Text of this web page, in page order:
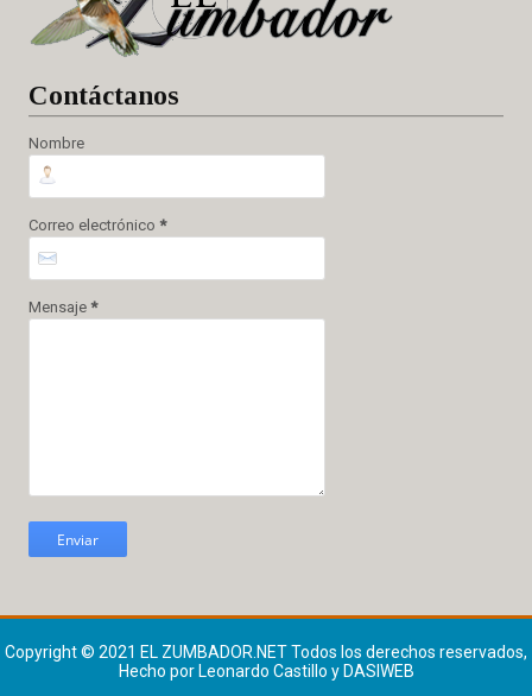
Contáctanos
Nombre
Correo electrónico *
Mensaje *
Copyright © 2021 EL ZUMBADOR.NETTodos los derechos reservados,
Hecho por Leonardo Castillo y DASIWEB